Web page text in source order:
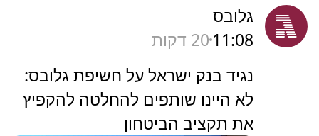
גלובס
11:08 20 דקות
נגיד בנק ישראל על חשיפת גלובס:
לא היינו שותפים להחלטה להקפיץ
את תקציב הביטחון